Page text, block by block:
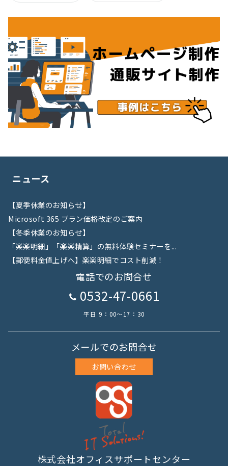
ニュース
【夏季休業のお知らせ】
Microsoft 365 プラン価格改定のご案内
【冬季休業のお知らせ】
「楽楽明細」「楽楽精算」の無料体験セミナーを...
【郵便料金値上げへ】楽楽明細でコスト削減！
電話でのお問合せ
0532-47-0661
平日 9：00～17：30
メールでのお問合せ
お問い合わせ
株式会社オフィスサポートセンター